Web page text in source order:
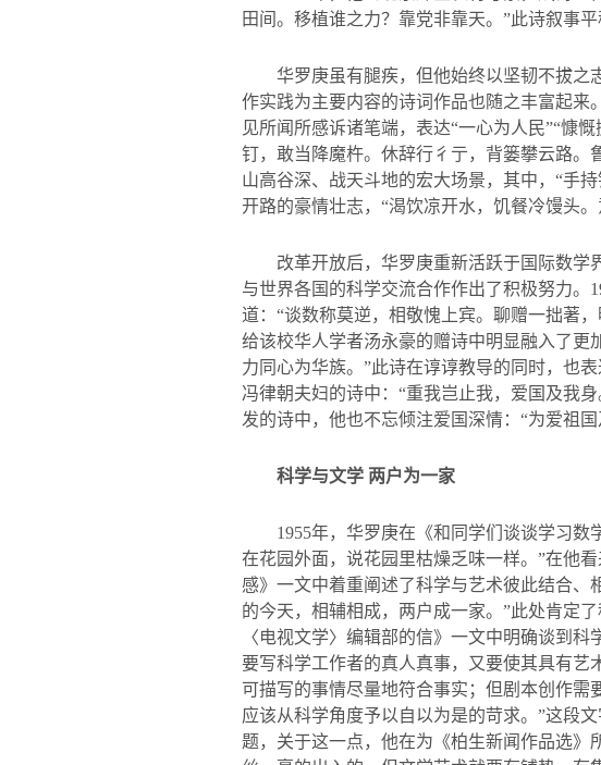
田间。移植谁之力？靠党非靠天。 ”此诗叙事
华罗庚虽有腿疾，但他始终以坚韧不拔之
作实践为主要内容的诗词作品也随之丰富起来。
见所闻所感诉诸笔端，表达“一心为人民”“慷慨
钉，敢当降魔杵。休辞行彳亍，背篓攀云路。
山高谷深、战天斗地的宏大场景，其中， “手
开路的豪情壮志，“渴饮凉开水，饥餐冷馒头
改革开放后，华罗庚重新活跃于国际数学
与世界各国的科学交流合作作出了积极努力。
道： “谈数称莫逆，相敬愧上宾。聊赠一拙著，
给该校华人学者汤永豪的赠诗中明显融入了更
力同心为华族。 ”此诗在谆谆教导的同时，也
冯律朝夫妇的诗中：“重我岂止我，爱国及我
发的诗中，他也不忘倾注爱国深情：“为爱祖
科学与文学 两户为一家
1955年，华罗庚在《和同学们谈谈学习数
在花园外面，说花园里枯燥乏味一样。 ”在他看
感》一文中着重阐述了科学与艺术彼此结合、
的今天，相辅相成，两户成一家。 ”此处肯定
〈电视文学〉编辑部的信》一文中明确谈到
要写科学工作者的真人真事，又要使其具有
可描写的事情尽量地符合事实；但剧本创作
应该从科学角度予以自以为是的苛求。”这段
题，关于这一点，他在为《柏生新闻作品选》